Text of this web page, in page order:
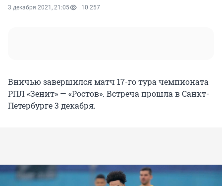
3 декабря 2021, 21:05 10 257
Вничью завершился матч 17-го тура чемпионата
РПЛ «Зенит» — «Ростов». Встреча прошла в Санкт-
Петербурге 3 декабря.